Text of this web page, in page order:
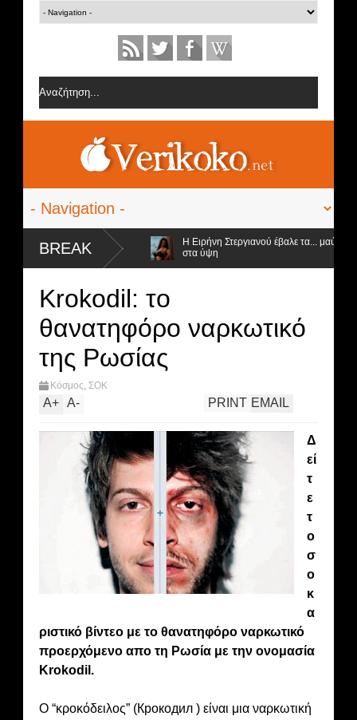
BREAK
της Σοφίας Δανέζη
Η Ειρήνη Στεργιανού έβαλε τα... μαύρα της
στα ύψη
Krokodil: το
θανατηφόρο ναρκωτικό
της Ρωσίας
Κόσμος, ΣΟΚ
A+ A- EMAIL
PRINT
Δ
εί
τ
ε
τ
ο
σ
ο
κ
α
ριστικό βίντεο με το θανατηφόρο ναρκωτικό
προερχόμενο απο τη Ρωσία με την ονομασία
Krokodil.
Ο “κροκόδειλος” (Крокодил ) είναι μια ναρκωτική